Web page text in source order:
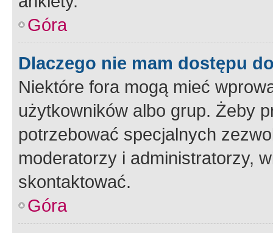
Góra
Dlaczego nie mam dostępu
Niektóre fora mogą mieć
użytkowników albo grup. Żeby
potrzebować specjalnych
moderatorzy i administratorzy,
skontaktować.
Góra